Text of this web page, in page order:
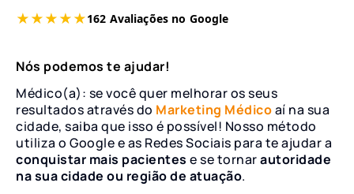
Nós podemos te ajudar!
Médico(a): se você quer melhorar os seus
resultados através do Marketing Médicoaí na sua
cidade, saiba que isso é possível! Nosso método
utiliza o Google e as Redes Sociais para te ajudar a
conquistar mais pacientes e se tornarautoridade
na sua cidade ou região de atuação.